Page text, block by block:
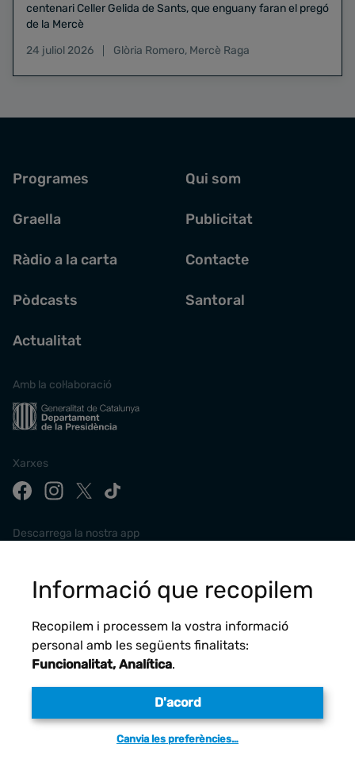
centenari Celler Gelida de Sants, que enguany faran el pregó
de la Mercè
24 juliol 2026
Glòria Romero, Mercè Raga
Programes
Graella
Ràdio a la carta
Pòdcasts
Actualitat
Qui som
Publicitat
Contacte
Santoral
Amb la col·laboració
Xarxes
Descarrega la nostra app
Avís legal
Informació que recopilem
Recopilem i processem la vostra informació
personal amb les següents finalitats:
Funcionalitat, Analítica.
D'acord
Canvia les preferències…